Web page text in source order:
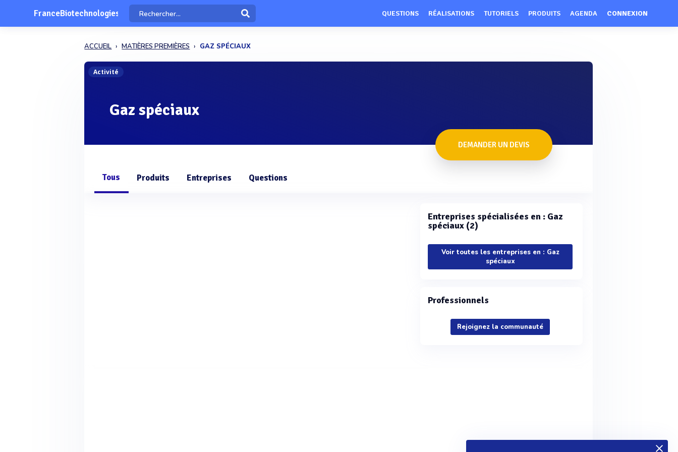
FranceBiotechnologies QUESTIONS RÉALISATIONS TUTORIELS PRODUITS AGENDA CONNEXION
ACCUEIL MATIÈRES PREMIÈRES GAZ SPÉCIAUX
Activité
Gaz spéciaux
DEMANDER UN DEVIS
Tous Produits Entreprises Questions
Entreprises spécialisées en : Gaz
spéciaux (2)
Voir toutes les entreprises en : Gaz
spéciaux
Professionnels
Rejoignez la communauté